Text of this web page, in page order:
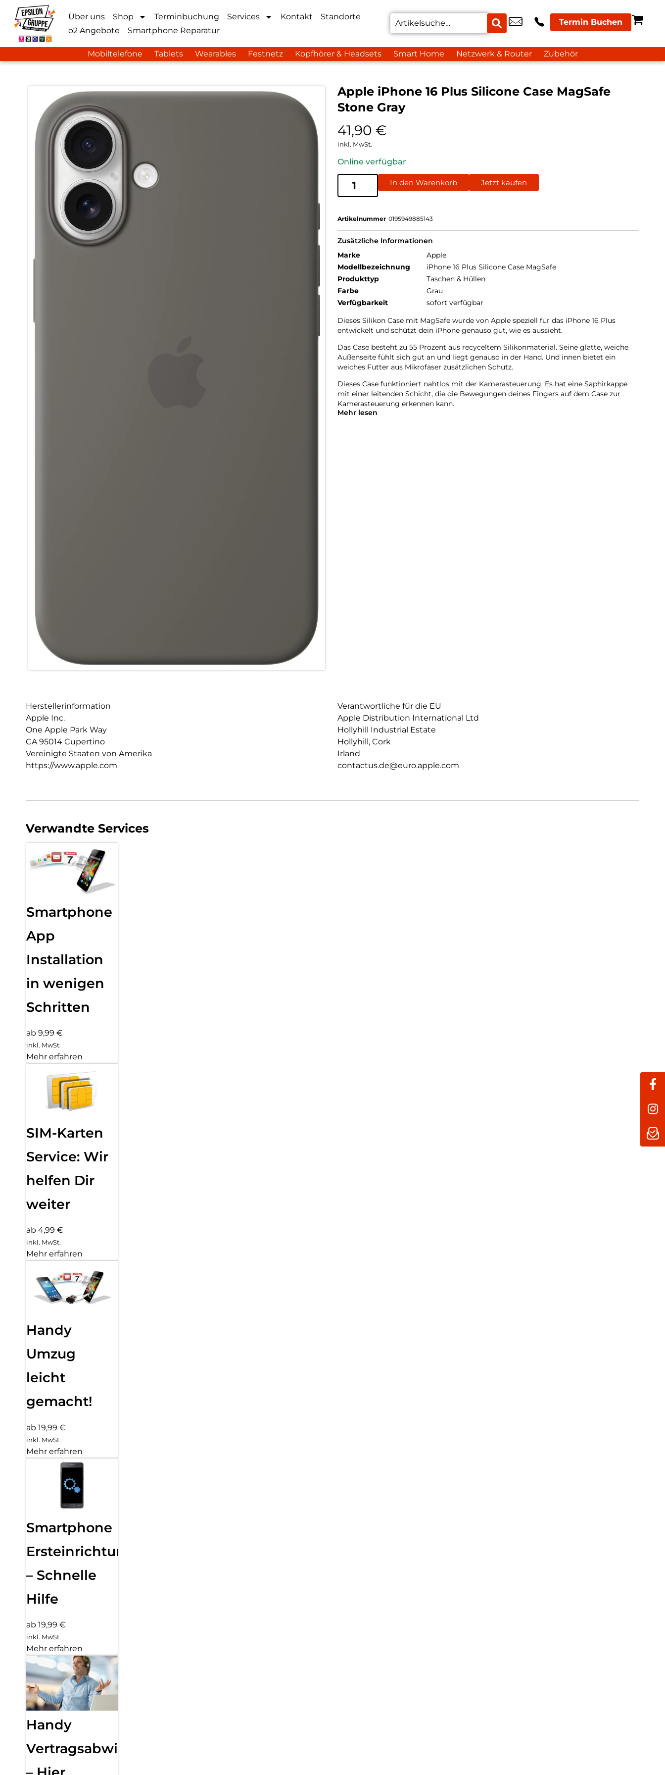
Über uns Shop Terminbuchung Services Kontakt
Standorte
o2 Angebote
Smartphone Reparatur
Termin Buchen
Mobiltelefone Tablets Wearables Festnetz Kopfhörer & Headsets Smart Home Netzwerk & Router Zubehör
Apple iPhone 16 Plus Silicone Case MagSafe
Stone Gray
41,90 €
inkl. MwSt.
Online verfügbar
In den Warenkorb Jetzt kaufen
Artikelnummer 0195949885143
Zusätzliche Informationen
Marke
Apple
Modellbezeichnung
iPhone 16 Plus Silicone Case MagSafe
Produkttyp
Taschen & Hüllen
Farbe
Grau
Verfügbarkeit
sofort verfügbar
Dieses Silikon Case mit MagSafe wurde von Apple speziell für das iPhone 16 Plus
entwickelt und schützt dein iPhone genauso gut, wie es aussieht.
Das Case besteht zu 55 Prozent aus recyceltem Silikon­material. Seine glatte, weiche
Außenseite fühlt sich gut an und liegt genauso in der Hand. Und innen bietet ein
weiches Futter aus Mikrofaser zusätzlichen Schutz.
Dieses Case funktioniert nahtlos mit der Kamera­steuerung. Es hat eine Saphir­kappe
mit einer leitenden Schicht, die die Bewegungen deines Fingers auf dem Case zur
Kamera­steuerung erkennen kann.
Mehr lesen
Herstellerinformation
Apple Inc.
One Apple Park Way
CA 95014 Cupertino
Vereinigte Staaten von Amerika
https://www.apple.com
Verantwortliche für die EU
Apple Distribution International Ltd
Hollyhill Industrial Estate
Hollyhill, Cork
Irland
contactus.de@euro.apple.com
Verwandte Services
Smartphone
App
Installation
in wenigen
Schritten
ab 9,99 €
inkl. MwSt.
Mehr erfahren
SIM-Karten
Service: Wir
helfen Dir
weiter
ab 4,99 €
inkl. MwSt.
Mehr erfahren
Handy
Umzug
leicht
gemacht!
ab 19,99 €
inkl. MwSt.
Mehr erfahren
Smartphone
Ersteinrichtung
– Schnelle
Hilfe
ab 19,99 €
inkl. MwSt.
Mehr erfahren
Handy
Vertragsabwicklung